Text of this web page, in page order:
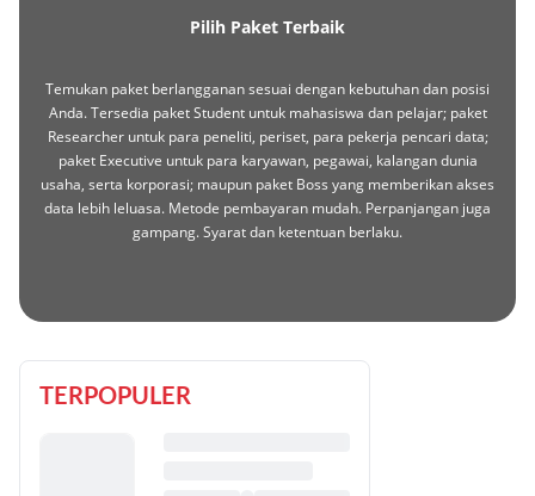
Pilih Paket Terbaik
Temukan paket berlangganan sesuai dengan kebutuhan dan posisi
Anda. Tersedia paket Student untuk mahasiswa dan pelajar; paket
Researcher untuk para peneliti, periset, para pekerja pencari data;
paket Executive untuk para karyawan, pegawai, kalangan dunia
usaha, serta korporasi; maupun paket Boss yang memberikan akses
data lebih leluasa. Metode pembayaran mudah. Perpanjangan juga
gampang. Syarat dan ketentuan berlaku.
TERPOPULER